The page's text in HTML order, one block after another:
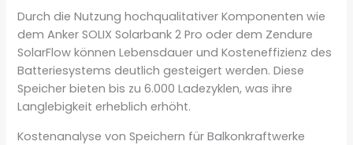
Durch die Nutzung hochqualitativer Komponenten wie
dem Anker SOLIX Solarbank 2 Pro oder dem Zendure
SolarFlow können Lebensdauer und Kosteneffizienz des
Batteriesystems deutlich gesteigert werden. Diese
Speicher bieten bis zu 6.000 Ladezyklen, was ihre
Langlebigkeit erheblich erhöht.
Kostenanalyse von Speichern für Balkonkraftwerke